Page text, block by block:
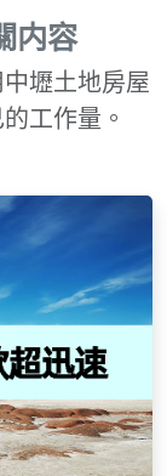
内容
壢土地房屋
工作量。